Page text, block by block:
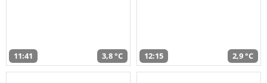
11:41 3,8 °C 12:15 2,9 °C